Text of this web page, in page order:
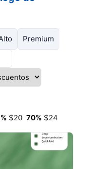
Premium
$20 70% $24